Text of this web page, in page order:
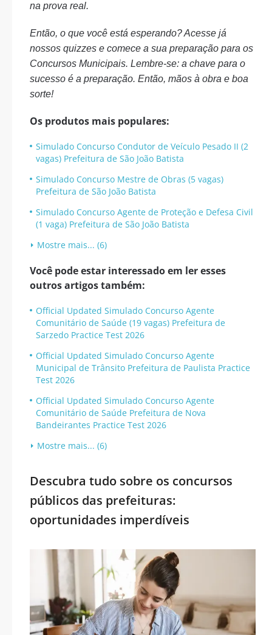
na prova real.
Então, o que você está esperando? Acesse já
nossos quizzes e comece a sua preparação para os
Concursos Municipais. Lembre-se: a chave para o
sucesso é a preparação. Então, mãos à obra e boa
sorte!
Os produtos mais populares:
Simulado Concurso Condutor de Veículo Pesado II (2
vagas) Prefeitura de São João Batista
Simulado Concurso Mestre de Obras (5 vagas)
Prefeitura de São João Batista
Simulado Concurso Agente de Proteção e Defesa Civil
(1 vaga) Prefeitura de São João Batista
Mostre mais... (6)
Você pode estar interessado em ler esses
outros artigos também:
Official Updated Simulado Concurso Agente
Comunitário de Saúde (19 vagas) Prefeitura de
Sarzedo Practice Test 2026
Official Updated Simulado Concurso Agente
Municipal de Trânsito Prefeitura de Paulista Practice
Test 2026
Official Updated Simulado Concurso Agente
Comunitário de Saúde Prefeitura de Nova
Bandeirantes Practice Test 2026
Mostre mais... (6)
Descubra tudo sobre os concursos
públicos das prefeituras:
oportunidades imperdíveis